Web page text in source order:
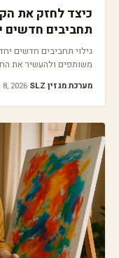
כיצד לחזק את
תחביבים חדשים
גילוי תחביבים חדשים
משותפים ולהעשיר את
מערכת מגזין SLZ ·
2026